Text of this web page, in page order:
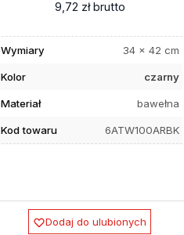
9,72 zł brutto
Wymiary 34 x 42 cm
Kolor czarny
Materiał bawełna
Kod towaru 6ATW100ARBK
Dodaj do ulubionych